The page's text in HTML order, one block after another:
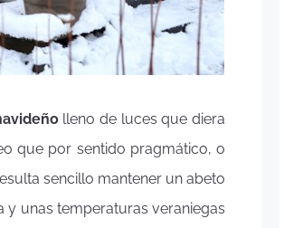
lleno de luces que diera
que por sentido pragmático, o
sencillo mantener un abeto
unas temperaturas veraniegas